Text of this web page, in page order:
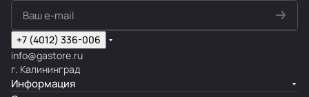
+7 (4012) 336-006
info@gastore.ru
г. Калининград
Информация